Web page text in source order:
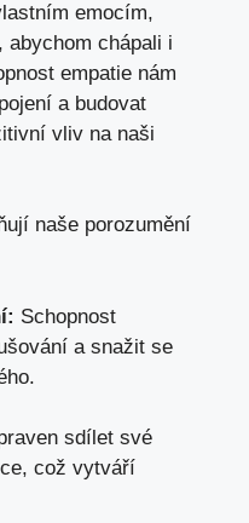
emocím,
abychom chápali i
empatie nám
a budovat
vliv na naši
naše porozumění
Schopnost
a snažit se
sdílet své
což vytváří